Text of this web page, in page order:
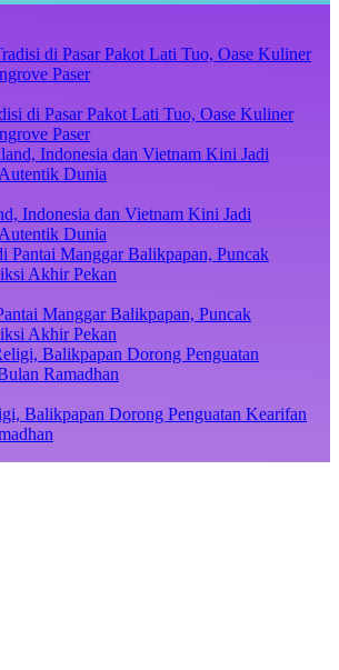
di Pasar Pakot Lati Tuo, Oase Kuliner
Paser
Indonesia dan Vietnam Kini Jadi
Dunia
Manggar Balikpapan, Puncak
Akhir Pekan
Balikpapan Dorong Penguatan Kearifan